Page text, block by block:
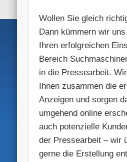
Wollen Sie gleich
Dann kümmern wir
Ihren erfolgreichen
Bereich
in die Pressearbeit.
Ihnen zusammen die
Anzeigen und sorgen
umgehend online
auch potenzielle
der Pressearbeit – wir
gerne die Erstellung